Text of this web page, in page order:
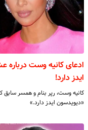
ادعای کانیه وست
ایدز دارد!
کانیه وست، رپر بنام و همسر
«دیویدسون ایدز دارد.»